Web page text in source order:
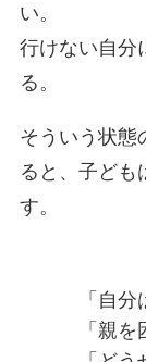
い。
行けない自分
る。
そういう状態
ると、子ども
す。
「自分は
「親を困